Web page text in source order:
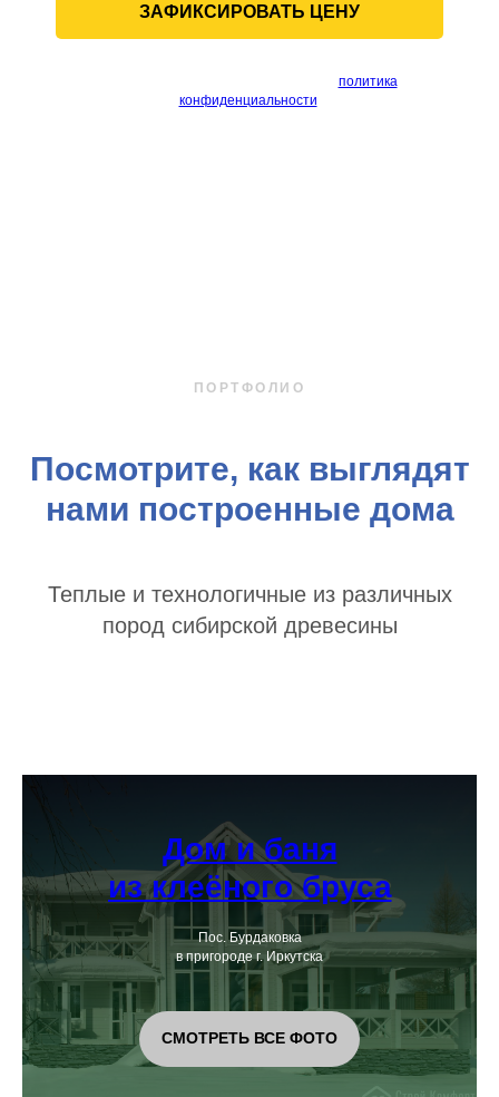
ЗАФИКСИРОВАТЬ ЦЕНУ
политика
конфиденциальности
ПОРТФОЛИО
Посмотрите, как выглядят
нами построенные дома
Теплые и технологичные из различных
пород сибирской древесины
Дом и баня
из клеёного бруса
Пос. Бурдаковка
в пригороде г. Иркутска
СМОТРЕТЬ ВСЕ ФОТО